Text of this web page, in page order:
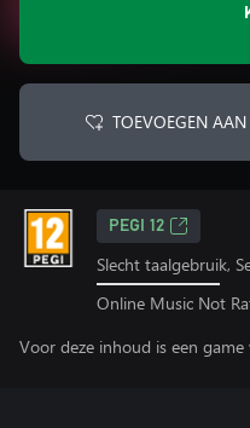
TOEVOEGEN AAN
PEGI 12
Slecht taalgebruik,
Online Music Not
Voor deze inhoud is een